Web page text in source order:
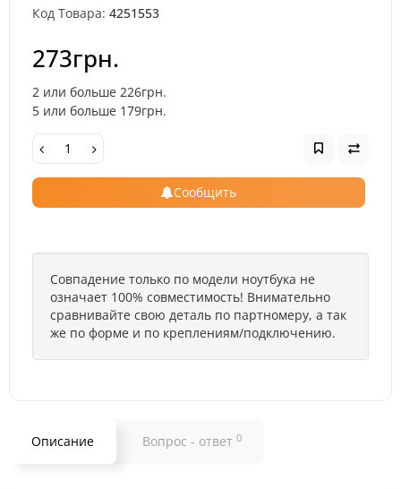
Код Товара: 4251553
273грн.
2 или больше 226грн.
5 или больше 179грн.
Сообщить
Совпадение только по модели ноутбука не
означает 100% совместимость! Внимательно
сравнивайте свою деталь по партномеру, а так
же по форме и по креплениям/подключению.
Описание Вопрос - ответ 0